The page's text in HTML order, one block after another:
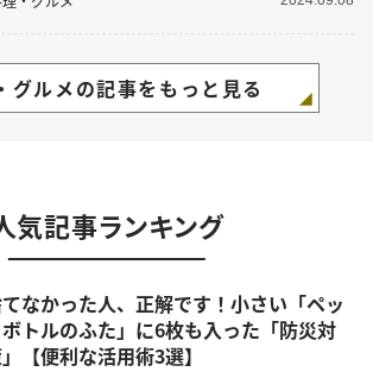
グルメの記事をもっと見る
気記事ランキング
なかった人、正解です！小さい「ペッ
ボトルのふた」に6枚も入った「防災対
【便利な活用術3選】